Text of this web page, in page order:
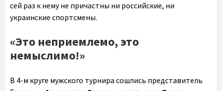
сей раз к нему не причастны ни российские, ни
украинские спортсмены.
«Это неприемлемо, это
немыслимо!»
В 4-м круге мужского турнира сошлись представитель